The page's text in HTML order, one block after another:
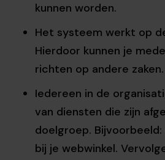
kunnen worden.
Het systeem werkt op
Hierdoor kunnen je
richten op andere zaken.
Iedereen in de
van diensten die zijn
doelgroep.
bij je webwinkel.